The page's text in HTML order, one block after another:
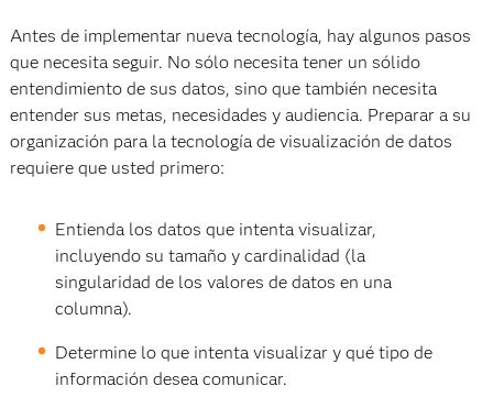
Antes de implementar nueva tecnología, hay algunos pasos
que necesita seguir. No sólo necesita tener un sólido
entendimiento de sus datos, sino que también necesita
entender sus metas, necesidades y audiencia. Preparar a su
organización para la tecnología de visualización de datos
requiere que usted primero:
Entienda los datos que intenta visualizar,
incluyendo su tamaño y cardinalidad (la
singularidad de los valores de datos en una
columna).
Determine lo que intenta visualizar y qué tipo de
información desea comunicar.